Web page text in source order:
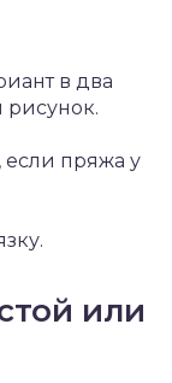
в два
рисунок.
если пряжа у
или